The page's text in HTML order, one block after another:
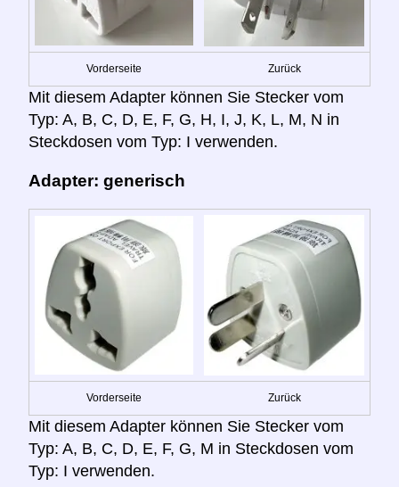
Vorderseite Zurück
Mit diesem Adapter können Sie Stecker vom
Typ: A, B, C, D, E, F, G, H, I, J, K, L, M, N in
Steckdosen vom Typ: I verwenden.
Adapter: generisch
Vorderseite Zurück
Mit diesem Adapter können Sie Stecker vom
Typ: A, B, C, D, E, F, G, M in Steckdosen vom
Typ: I verwenden.